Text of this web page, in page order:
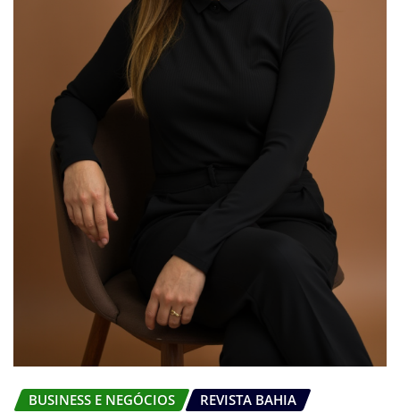
BUSINESS E NEGÓCIOS REVISTA BAHIA